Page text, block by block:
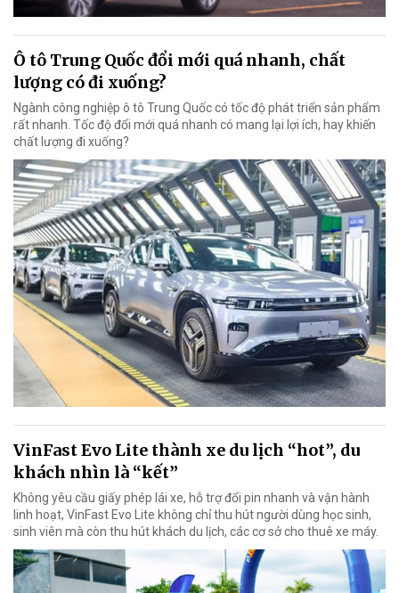
Ô tô Trung Quốc đổi mới quá nhanh, chất
lượng có đi xuống?
Ngành công nghiệp ô tô Trung Quốc có tốc độ phát triển sản phẩm
rất nhanh. Tốc độ đổi mới quá nhanh có mang lại lợi ích, hay khiến
chất lượng đi xuống?
VinFast Evo Lite thành xe du lịch “hot”, du
khách nhìn là “kết”
Không yêu cầu giấy phép lái xe, hỗ trợ đổi pin nhanh và vận hành
linh hoạt, VinFast Evo Lite không chỉ thu hút người dùng học sinh,
sinh viên mà còn thu hút khách du lịch, các cơ sở cho thuê xe máy.